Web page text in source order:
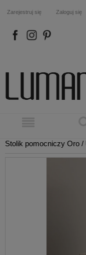
Zarejestruj się Zaloguj się
FB IN P
Stolik pomocniczy Oro